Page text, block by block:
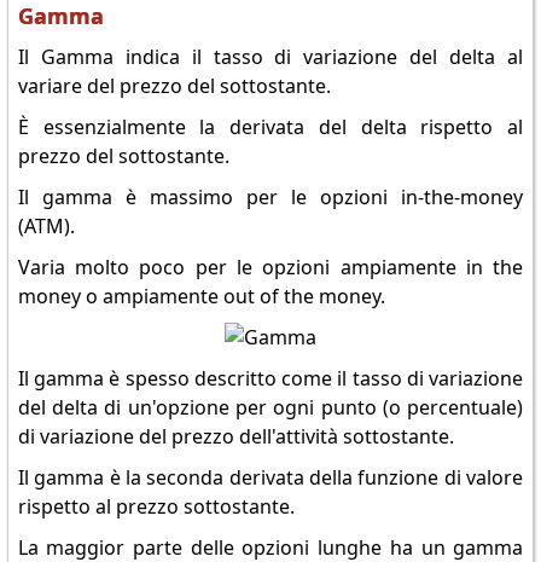
Gamma
Il Gamma indica il tasso di variazione del delta al
variare del prezzo del sottostante.
È essenzialmente la derivata del delta rispetto al
prezzo del sottostante.
Il gamma è massimo per le opzioni in-the-money
(ATM).
Varia molto poco per le opzioni ampiamente in the
money o ampiamente out of the money.
Il gamma è spesso descritto come il tasso di variazione
del delta di un'opzione per ogni punto (o percentuale)
di variazione del prezzo dell'attività sottostante.
Il gamma è la seconda derivata della funzione di valore
rispetto al prezzo sottostante.
La maggior parte delle opzioni lunghe ha un gamma